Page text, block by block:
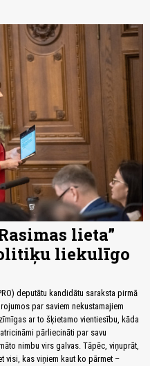
lieta”
liekulīgo
deputātu kandidātu saraksta pirmā
par saviem nekustamajiem
ar to šķietamo vientiesību, kāda
pārliecināti par savu
nimbu virs galvas. Tāpēc, viņuprāt,
visi, kas viņiem kaut ko pārmet –